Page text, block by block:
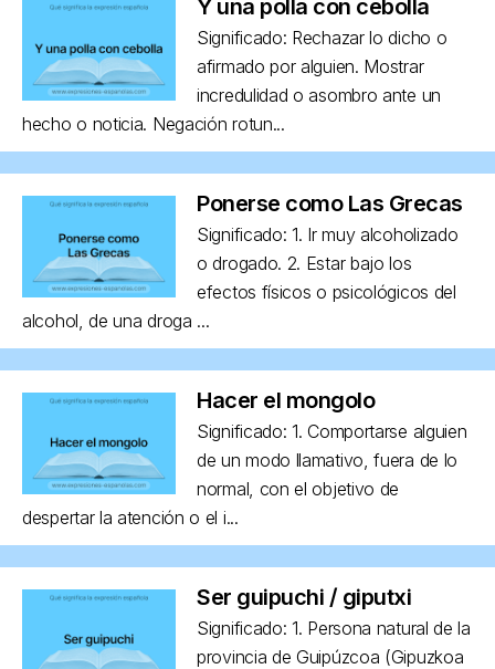
Y una polla con cebolla
Significado: Rechazar lo dicho o
afirmado por alguien. Mostrar
incredulidad o asombro ante un
hecho o noticia. Negación rotun...
Ponerse como Las Grecas
Significado: 1. Ir muy alcoholizado
o drogado. 2. Estar bajo los
efectos físicos o psicológicos del
alcohol, de una droga ...
Hacer el mongolo
Significado: 1. Comportarse alguien
de un modo llamativo, fuera de lo
normal, con el objetivo de
despertar la atención o el i...
Ser guipuchi / giputxi
Significado: 1. Persona natural de la
provincia de Guipúzcoa (Gipuzkoa